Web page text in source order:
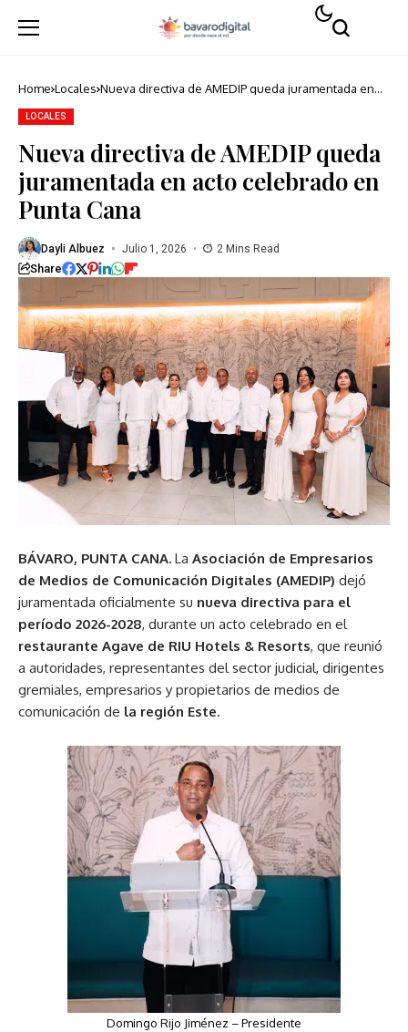
Home Locales Nueva directiva de AMEDIP queda juramentada en
LOCALES
Nueva directiva de AMEDIP queda
juramentada en acto celebrado en
Punta Cana
Dayli Albuez Julio 1, 2026 2 Mins Read
Share
BÁVARO, PUNTA CANA. La Asociación de Empresarios
de Medios de Comunicación Digitales (AMEDIP) dejó
juramentada oficialmente su nueva directiva para el
período 2026-2028, durante un acto celebrado en el
restaurante Agave de RIU Hotels & Resorts, que reunió
a autoridades, representantes del sector judicial, dirigentes
gremiales, empresarios y propietarios de medios de
comunicación de la región Este.
Domingo Rijo Jiménez – Presidente